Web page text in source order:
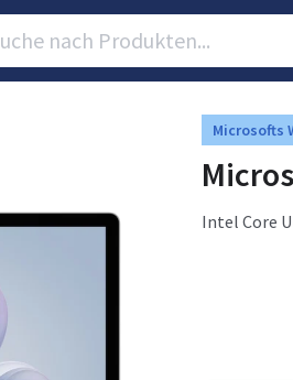
Microsofts
Intel Core